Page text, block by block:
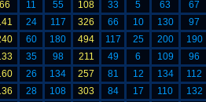
66 11 55 108 33 5 63 67
24 117 326 66 10 130 97
60 180 494 117 25 200 190
35 98 211 49 6 109 96
26 134 257 81 12 134 112
28 108 303 84 17 110 132